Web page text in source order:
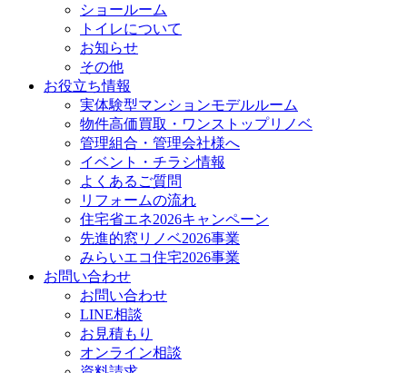
ショールーム
トイレについて
お知らせ
その他
お役立ち情報
実体験型マンションモデルルーム
物件高価買取・ワンストップリノベ
管理組合・管理会社様へ
イベント・チラシ情報
よくあるご質問
リフォームの流れ
住宅省エネ2026キャンペーン
先進的窓リノベ2026事業
みらいエコ住宅2026事業
お問い合わせ
お問い合わせ
LINE相談
お見積もり
オンライン相談